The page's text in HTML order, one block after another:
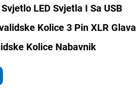
LED Svjetla I Sa USB
Kolice 3 Pin XLR Glava
Kolice Nabavnik